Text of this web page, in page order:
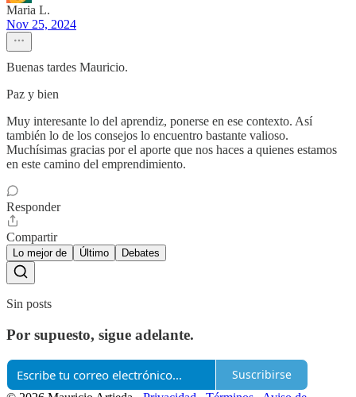
Maria L.
Nov 25, 2024
Buenas tardes Mauricio.
Paz y bien
Muy interesante lo del aprendiz, ponerse en ese contexto. Así
también lo de los consejos lo encuentro bastante valioso.
Muchísimas gracias por el aporte que nos haces a quienes estamos
en este camino del emprendimiento.
Responder
Compartir
Lo mejor de Último Debates
Sin posts
Por supuesto, sigue adelante.
Suscribirse